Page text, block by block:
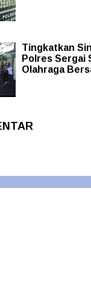
Tingkatkan
Polres Sergai
Olahraga